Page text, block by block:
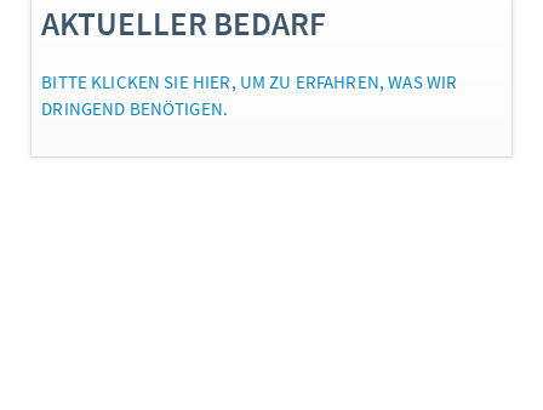
AKTUELLER BEDARF
BITTE KLICKEN SIE HIER, UM ZU ERFAHREN, WAS WIR
DRINGEND BENÖTIGEN.